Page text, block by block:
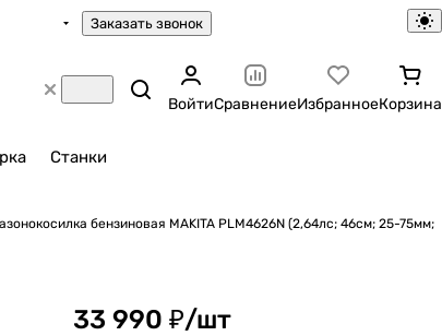
Заказать звонок
ВойтиСравнениеИзбранноеКорзина
Станки
бензиновая MAKITA PLM4626N (2,64лс; 46cм; 25-75мм;
33 990 ₽/шт